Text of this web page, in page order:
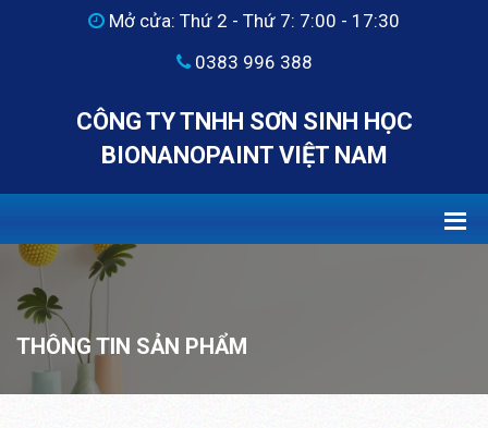
Mở cửa: Thứ 2 - Thứ 7: 7:00 - 17:30
0383 996 388
CÔNG TY TNHH SƠN SINH HỌC
BIONANOPAINT VIỆT NAM
THÔNG TIN SẢN PHẨM